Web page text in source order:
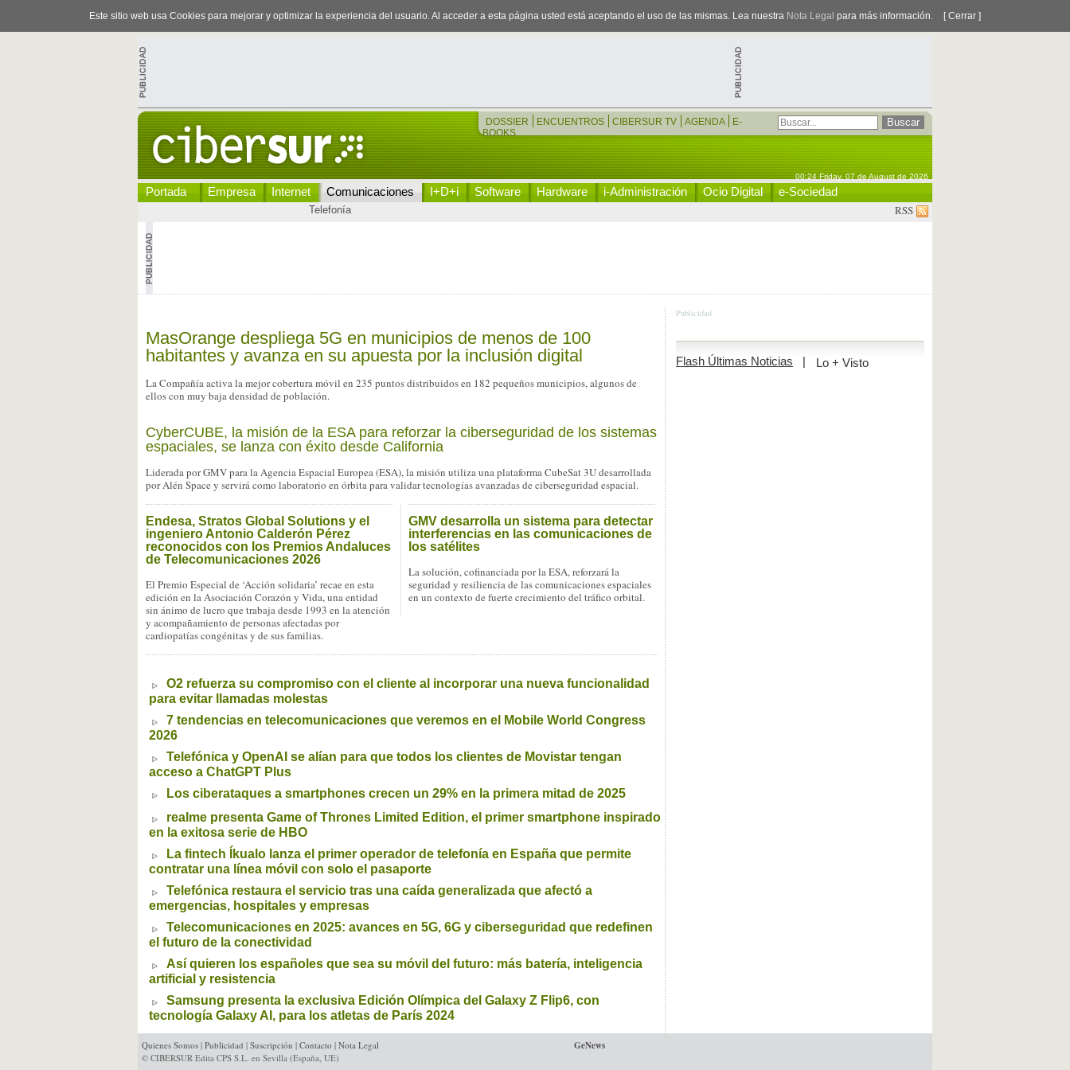
Este sitio web usa Cookies para mejorar y optimizar la experiencia del usuario. Al acceder a esta página usted está aceptando el uso de las mismas. Lea nuestra Nota Legal para más información. [ Cerrar ]
DOSSIER ENCUENTROS CIBERSUR TV AGENDA
E-
BOOKS
00:24 Friday, 07 de August de 2026
Portada Empresa Internet Comunicaciones I+D+i Software Hardware i-Administración Ocio Digital e-Sociedad
Telefonía RSS
MasOrange despliega 5G en municipios de menos de 100
habitantes y avanza en su apuesta por la inclusión digital
La Compañía activa la mejor cobertura móvil en 235 puntos distribuidos en 182 pequeños municipios, algunos de
ellos con muy baja densidad de población.
CyberCUBE, la misión de la ESA para reforzar la ciberseguridad de los sistemas
espaciales, se lanza con éxito desde California
Liderada por GMV para la Agencia Espacial Europea (ESA), la misión utiliza una plataforma CubeSat 3U desarrollada
por Alén Space y servirá como laboratorio en órbita para validar tecnologías avanzadas de ciberseguridad espacial.
Endesa, Stratos Global Solutions y el
ingeniero Antonio Calderón Pérez
reconocidos con los Premios Andaluces
de Telecomunicaciones 2026
El Premio Especial de ‘Acción solidaria’ recae en esta
edición en la Asociación Corazón y Vida, una entidad
sin ánimo de lucro que trabaja desde 1993 en la atención
y acompañamiento de personas afectadas por
cardiopatías congénitas y de sus familias.
GMV desarrolla un sistema para detectar
interferencias en las comunicaciones de
los satélites
La solución, cofinanciada por la ESA, reforzará la
seguridad y resiliencia de las comunicaciones espaciales
en un contexto de fuerte crecimiento del tráfico orbital.
O2 refuerza su compromiso con el cliente al incorporar una nueva funcionalidad
para evitar llamadas molestas
7 tendencias en telecomunicaciones que veremos en el Mobile World Congress
2026
Telefónica y OpenAI se alían para que todos los clientes de Movistar tengan
acceso a ChatGPT Plus
Los ciberataques a smartphones crecen un 29% en la primera mitad de 2025
realme presenta Game of Thrones Limited Edition, el primer smartphone inspirado
en la exitosa serie de HBO
La fintech Íkualo lanza el primer operador de telefonía en España que permite
contratar una línea móvil con solo el pasaporte
Telefónica restaura el servicio tras una caída generalizada que afectó a
emergencias, hospitales y empresas
Telecomunicaciones en 2025: avances en 5G, 6G y ciberseguridad que redefinen
el futuro de la conectividad
Así quieren los españoles que sea su móvil del futuro: más batería, inteligencia
artificial y resistencia
Samsung presenta la exclusiva Edición Olímpica del Galaxy Z Flip6, con
tecnología Galaxy AI, para los atletas de París 2024
Publicidad
Flash Últimas Noticias | Lo + Visto
Quienes Somos | Publicidad | Suscripción | Contacto | Nota Legal
© CIBERSUR Edita CPS S.L. en Sevilla (España, UE)
GeNews